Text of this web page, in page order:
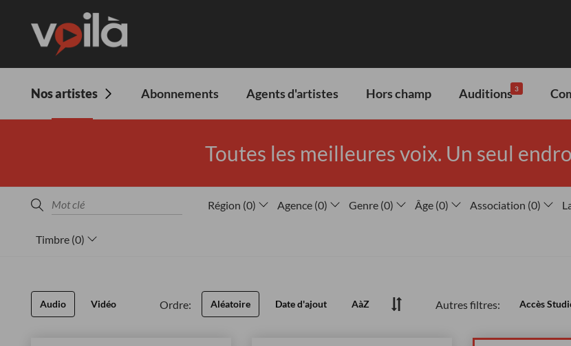
Nos artistes Abonnements Agents d'artistes Hors champ Auditions 3
Toutes les meilleures voix. Un seul
Région (0) Agence (0) Genre (0) Âge (0) Association (0)
Timbre (0)
Audio Vidéo Ordre: Aléatoire Date d'ajout AàZ Autres filtres: Accès